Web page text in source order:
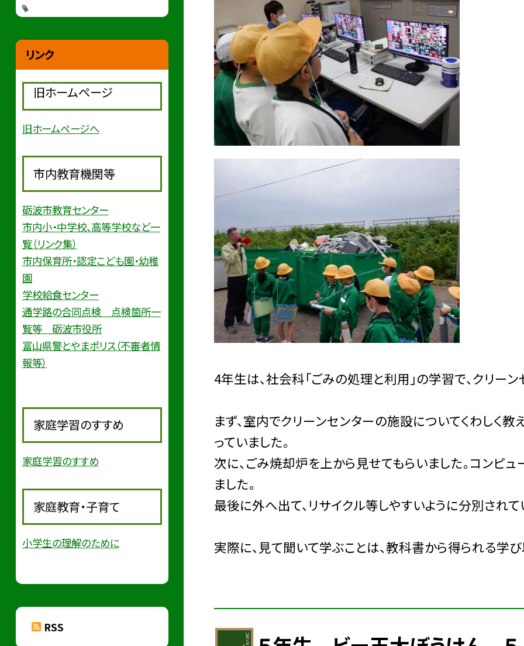
4年生は、社会科「ごみの処理と利用」の学習で、クリーン
まず、室内でクリーンセンターの施設についてくわしく
っていました。
次に、ごみ焼却炉を上から見せてもらいました。コンピ
ました。
最後に外へ出て、リサイクル等しやすいように分別され
実際に、見て聞いて学ぶことは、教科書から得られる学
リンク
旧ホームページ
旧ホームページへ
市内教育機関等
砺波市教育センター
市内小・中学校、高等学校など一
覧（リンク集）
市内保育所・認定こども園・幼稚
園
学校給食センター
通学路の合同点検 点検箇所一
覧等 砺波市役所
富山県警とやまポリス（不審者情
報等）
家庭学習のすすめ
家庭学習のすすめ
家庭教育・子育て
小学生の理解のために
RSS